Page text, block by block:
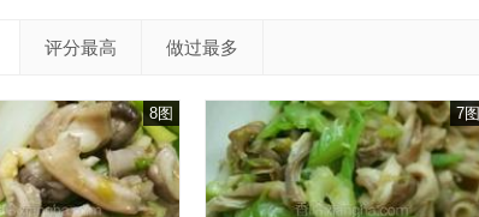
评分最高 做过最多
8图 7图